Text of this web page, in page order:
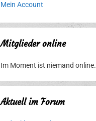
Mein Account
Mitglieder online
Im Moment ist niemand online.
Aktuell im Forum